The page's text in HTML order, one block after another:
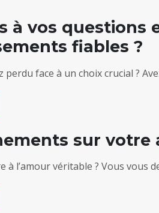
à vos questions
fiables ?
perdu face à un choix crucial ?
sur votre
à l’amour véritable ? Vous vous